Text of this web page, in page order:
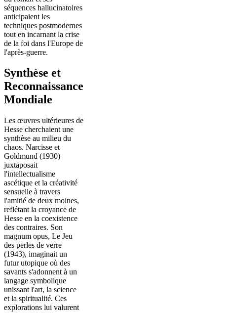
séquences hallucinatoires
anticipaient les
techniques postmodernes
tout en incarnant la crise
de la foi dans l'Europe de
l'après-guerre.
Synthèse et
Reconnaissance
Mondiale
Les œuvres ultérieures de
Hesse cherchaient une
synthèse au milieu du
chaos. Narcisse et
Goldmund (1930)
juxtaposait
l'intellectualisme
ascétique et la créativité
sensuelle à travers
l'amitié de deux moines,
reflétant la croyance de
Hesse en la coexistence
des contraires. Son
magnum opus, Le Jeu
des perles de verre
(1943), imaginait un
futur utopique où des
savants s'adonnent à un
langage symbolique
unissant l'art, la science
et la spiritualité. Ces
explorations lui valurent